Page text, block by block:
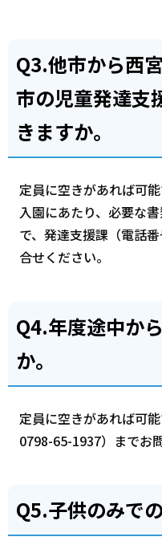
Q3.他市から西
市の児童発達支
きますか。
定員に空きがあれば可能
入園にあたり、必要な
で、発達支援課（電話
合せください。
Q4.年度途中か
か。
定員に空きがあれば可
0798-65-1937）までお
Q5.子供のみで